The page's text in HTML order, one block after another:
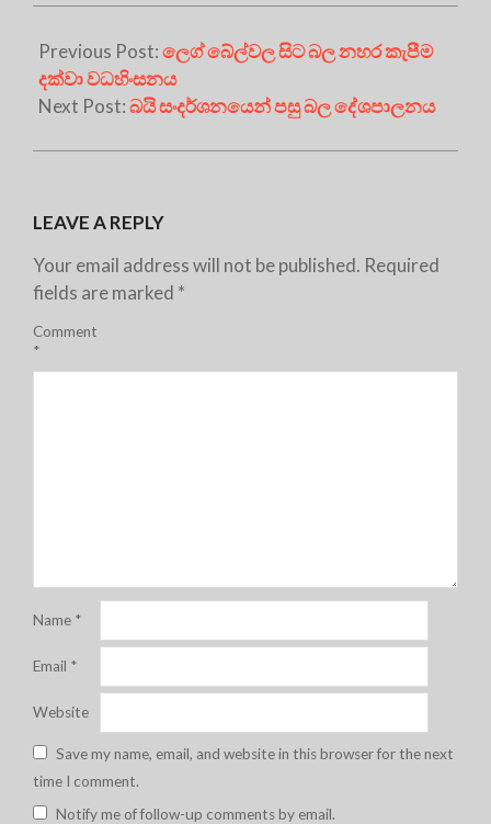
Previous Post:ලෙග් බේල්වල සිට බල නහර කැපීම
දක්වා වධහිංසනය
Next Post:බයි සංදර්ශනයෙන් පසු බල දේශපාලනය
LEAVE A REPLY
Your email address will not be published. Required
fields are marked *
Comment
*
Name *
Email *
Website
Save my name, email, and website in this browser for the next
time I comment.
Notify me of follow-up comments by email.